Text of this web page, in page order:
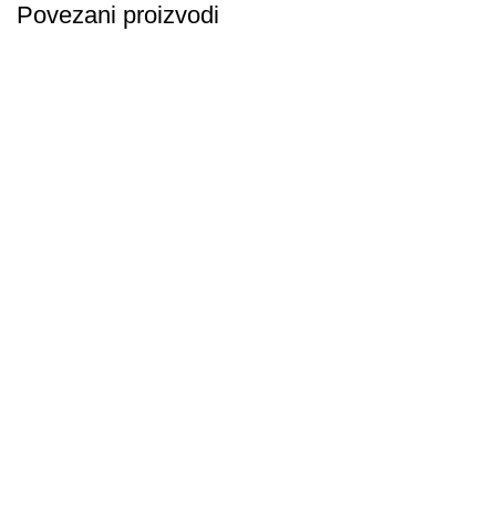
Povezani proizvodi